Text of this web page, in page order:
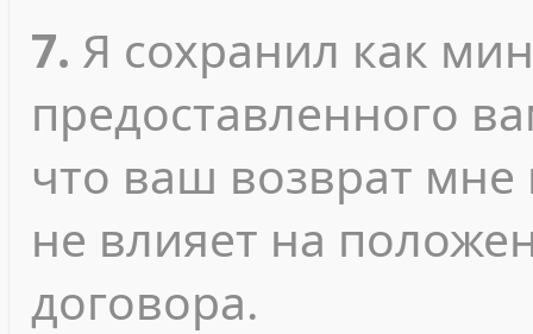
7. Я сохранил как
предоставленного
что ваш возврат
не влияет на
договора.